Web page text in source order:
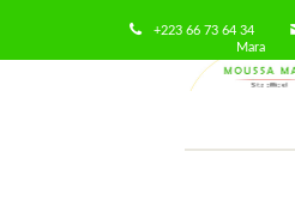
+223 66 73 64 34
Mara